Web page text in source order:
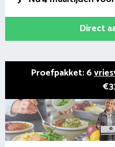
Direct
Proefpakket: 6